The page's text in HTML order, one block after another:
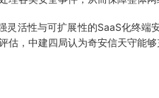
活性与可扩展性的SaaS化终端
，中建四局认为奇安信天守能